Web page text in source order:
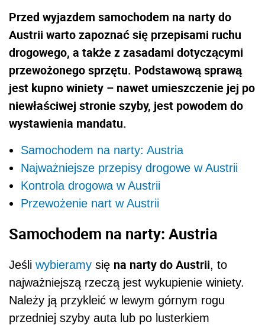
Przed wyjazdem samochodem na narty do
Austrii warto zapoznać się przepisami ruchu
drogowego, a także z zasadami dotyczącymi
przewożonego sprzętu. Podstawową sprawą
jest kupno winiety – nawet umieszczenie jej po
niewłaściwej stronie szyby, jest powodem do
wystawienia mandatu.
Samochodem na narty: Austria
Najważniejsze przepisy drogowe w Austrii
Kontrola drogowa w Austrii
Przewożenie nart w Austrii
Samochodem na narty: Austria
Jeśli wybieramy się na narty do Austrii, to
najważniejszą rzeczą jest wykupienie winiety.
Należy ją przykleić w lewym górnym rogu
przedniej szyby auta lub po lusterkiem